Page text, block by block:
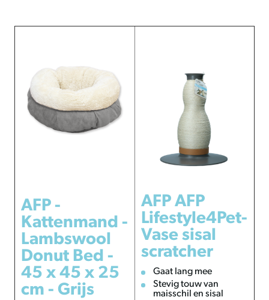
AFP -
Kattenmand -
Lambswool
Donut Bed -
45 x 45 x 25
cm - Grijs
AFP AFP
Lifestyle4Pet-
Vase sisal
scratcher
Gaat lang mee
Stevig touw van
maisschil en sisal